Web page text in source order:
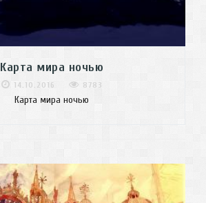
Карта мира ночью
14.10.2016 8783
Карта мира ночью